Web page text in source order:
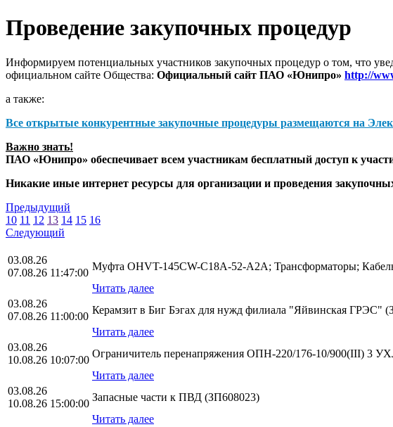
Проведение закупочных процедур
Информируем потенциальных участников закупочных процедур о том, что
официальном сайте Общества: Официальный сайт ПАО «Юнипро» http://
а также:
Все открытые конкурентные закупочные процедуры размещаются на
Важно знать!
ПАО «Юнипро» обеспечивает всем участникам бесплатный доступ к
Никакие иные интернет ресурсы для организации и проведения
Предыдущий
10 11 12 13 14 15 16
Следующий
03.08.26
07.08.26 11:47:00
Муфта OHVT-145CW-C18A-52-A2A; Трансформаторы;
Читать далее
03.08.26
07.08.26 11:00:00
Керамзит в Биг Бэгах для нужд филиала "Яйвинская ГРЭС"
Читать далее
03.08.26
10.08.26 10:07:00
Ограничитель перенапряжения ОПН-220/176-10/900(III) 3
Читать далее
03.08.26
10.08.26 15:00:00
Запасные части к ПВД (ЗП608023)
Читать далее